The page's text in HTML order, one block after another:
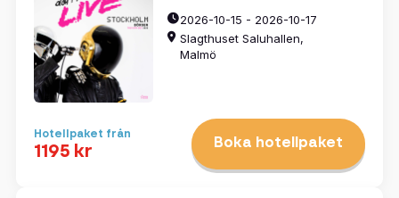
2026-10-15 - 2026-10-17
Slagthuset Saluhallen,
Malmö
Hotellpaket från
1195 kr Boka hotellpaket